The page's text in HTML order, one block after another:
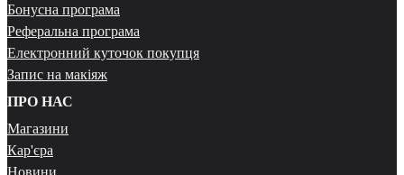
Бонусна програма
Реферальна програма
Електронний куточок покупця
Запис на макіяж
ПРО НАС
Магазини
Кар'єра
Новини